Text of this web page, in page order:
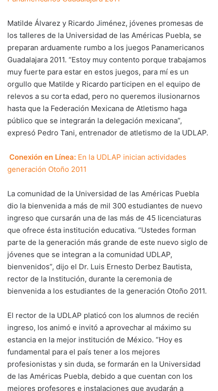
Matilde Álvarez y Ricardo Jiménez, jóvenes promesas de
los talleres de la Universidad de las Américas Puebla, se
preparan arduamente rumbo a los juegos Panamericanos
Guadalajara 2011. “Estoy muy contento porque trabajamos
muy fuerte para estar en estos juegos, para mí es un
orgullo que Matilde y Ricardo participen en el equipo de
relevos a su corta edad, pero no queremos ilusionarnos
hasta que la Federación Mexicana de Atletismo haga
público que se integrarán la delegación mexicana”,
expresó Pedro Tani, entrenador de atletismo de la UDLAP.
Conexión en Línea: En la UDLAP inician actividades
generación Otoño 2011
La comunidad de la Universidad de las Américas Puebla
dio la bienvenida a más de mil 300 estudiantes de nuevo
ingreso que cursarán una de las más de 45 licenciaturas
que ofrece ésta institución educativa. “Ustedes forman
parte de la generación más grande de este nuevo siglo de
jóvenes que se integran a la comunidad UDLAP,
bienvenidos”, dijo el Dr. Luis Ernesto Derbez Bautista,
rector de la Institución, durante la ceremonia de
bienvenida a los estudiantes de la generación Otoño 2011.
El rector de la UDLAP platicó con los alumnos de recién
ingreso, los animó e invitó a aprovechar al máximo su
estancia en la mejor institución de México. “Hoy es
fundamental para el país tener a los mejores
profesionistas y sin duda, se formarán en la Universidad
de las Américas Puebla, debido a que cuentan con los
mejores profesores e instalaciones que ayudarán a